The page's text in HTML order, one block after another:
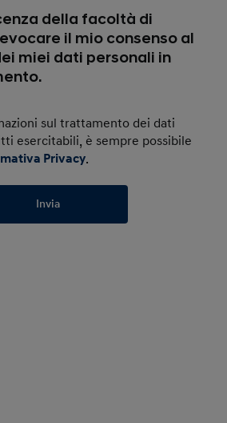
della facoltà di
il mio consenso al
miei dati personali in
sul trattamento dei dati
esercitabili, è sempre possibile
Privacy.
Invia